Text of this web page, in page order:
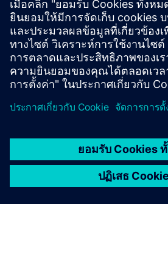
(Available in: EN-FR-DE)
เงื่อนไขเบื้องต้น
NX CAM ready to use on workstation